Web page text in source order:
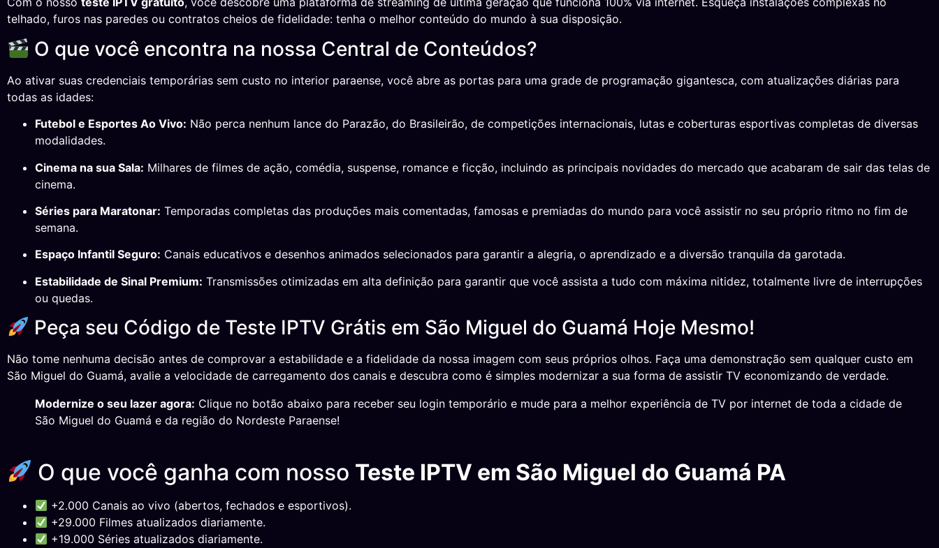
telhado, furos nas paredes ou contratos cheios de fidelidade: tenha o melhor conteúdo do mundo à sua disposição.
O que você encontra na nossa Central de Conteúdos?
Ao ativar suas credenciais temporárias sem custo no interior paraense, você abre as portas para uma grade de programação gigantesca, com atualizações diárias para
todas as idades:
Futebol e Esportes Ao Vivo: Não perca nenhum lance do Parazão, do Brasileirão, de competições internacionais, lutas e coberturas esportivas completas de diversas
modalidades.
Cinema na sua Sala: Milhares de filmes de ação, comédia, suspense, romance e ficção, incluindo as principais novidades do mercado que acabaram de sair das telas de
cinema.
Séries para Maratonar: Temporadas completas das produções mais comentadas, famosas e premiadas do mundo para você assistir no seu próprio ritmo no fim de
semana.
Espaço Infantil Seguro: Canais educativos e desenhos animados selecionados para garantir a alegria, o aprendizado e a diversão tranquila da garotada.
Estabilidade de Sinal Premium: Transmissões otimizadas em alta definição para garantir que você assista a tudo com máxima nitidez, totalmente livre de interrupções
ou quedas.
Peça seu Código de Teste IPTV Grátis em São Miguel do Guamá Hoje Mesmo!
Não tome nenhuma decisão antes de comprovar a estabilidade e a fidelidade da nossa imagem com seus próprios olhos. Faça uma demonstração sem qualquer custo em
São Miguel do Guamá, avalie a velocidade de carregamento dos canais e descubra como é simples modernizar a sua forma de assistir TV economizando de verdade.
Modernize o seu lazer agora: Clique no botão abaixo para receber seu login temporário e mude para a melhor experiência de TV por internet de toda a cidade de
São Miguel do Guamá e da região do Nordeste Paraense!
O que você ganha com nosso Teste IPTV em São Miguel do Guamá PA
+2.000 Canais ao vivo (abertos, fechados e esportivos).
+29.000 Filmes atualizados diariamente.
+19.000 Séries atualizados diariamente.